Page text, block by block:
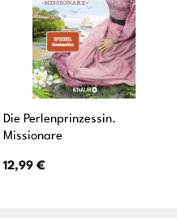
Die Perlenprinzessin.
Missionare
12,99 €